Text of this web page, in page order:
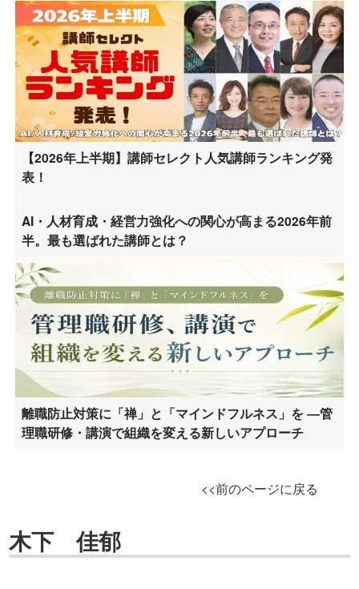
【2026年上半期】講師セレクト人気講師ランキング発
表！
AI・人材育成・経営力強化への関心が高まる2026年前
半。最も選ばれた講師とは？
離職防止対策に「禅」と「マインドフルネス」を ―管
理職研修・講演で組織を変える新しいアプローチ
<<前のページに戻る
木下 佳郁